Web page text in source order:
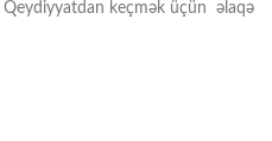
Qeydiyyatdan keçmək üçün əlaqə